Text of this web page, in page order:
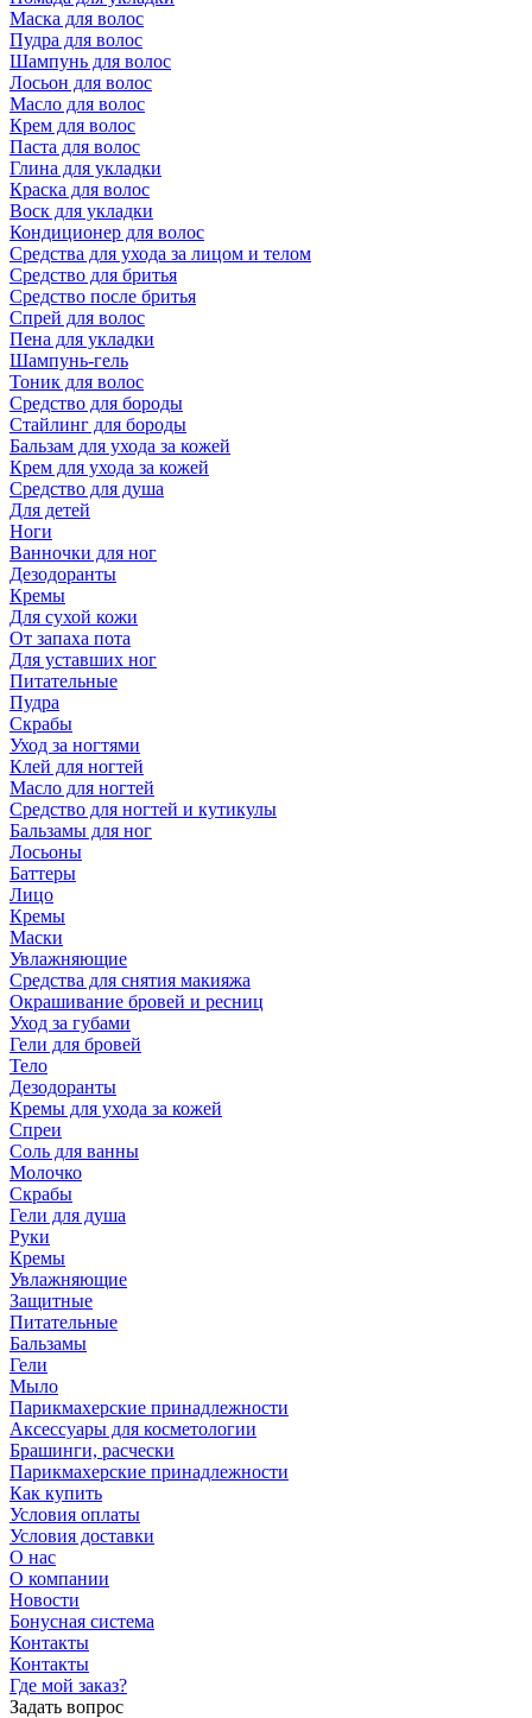
Маска для волос
Пудра для волос
Шампунь для волос
Лосьон для волос
Масло для волос
Крем для волос
Паста для волос
Глина для укладки
Краска для волос
Воск для укладки
Кондиционер для волос
Средства для ухода за лицом и телом
Средство для бритья
Средство после бритья
Спрей для волос
Пена для укладки
Шампунь-гель
Тоник для волос
Средство для бороды
Стайлинг для бороды
Бальзам для ухода за кожей
Крем для ухода за кожей
Средство для душа
Для детей
Ноги
Ванночки для ног
Дезодоранты
Кремы
Для сухой кожи
От запаха пота
Для уставших ног
Питательные
Пудра
Скрабы
Уход за ногтями
Клей для ногтей
Масло для ногтей
Средство для ногтей и кутикулы
Бальзамы для ног
Лосьоны
Баттеры
Лицо
Кремы
Маски
Увлажняющие
Средства для снятия макияжа
Окрашивание бровей и ресниц
Уход за губами
Гели для бровей
Тело
Дезодоранты
Кремы для ухода за кожей
Спреи
Соль для ванны
Молочко
Скрабы
Гели для душа
Руки
Кремы
Увлажняющие
Защитные
Питательные
Бальзамы
Гели
Мыло
Парикмахерские принадлежности
Аксессуары для косметологии
Брашинги, расчески
Парикмахерские принадлежности
Как купить
Условия оплаты
Условия доставки
О нас
О компании
Новости
Бонусная система
Контакты
Контакты
Где мой заказ?
Задать вопрос